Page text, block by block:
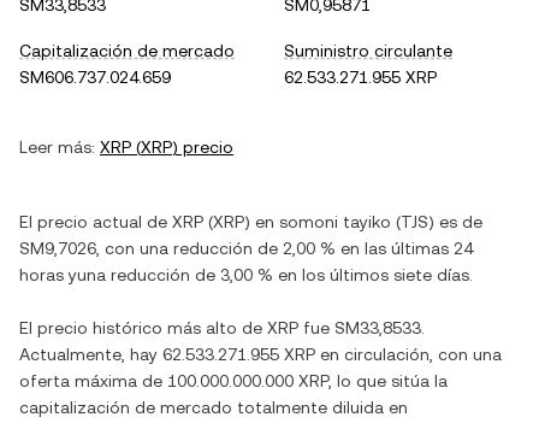
SM33,8533
SM0,95871
Capitalización de mercado
SM606.737.024.659
Suministro circulante
62.533.271.955 XRP
Leer más: XRP (XRP) precio
El precio actual de XRP (XRP) en somoni tayiko (TJS) es de
SM9,7026 , con una reducción de 2,00 % en las últimas 24
horas yuna reducción de 3,00 % en los últimos siete días.
El precio histórico más alto de XRP fue SM33,8533
Actualmente, hay 62.533.271.955 XRP en circulación, con una
oferta máxima de 100.000.000.000 XRP, lo que sitúa la
capitalización de mercado totalmente diluida en